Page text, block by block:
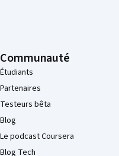
Communauté
Étudiants
Partenaires
Testeurs bêta
Blog
Le podcast Coursera
Blog Tech